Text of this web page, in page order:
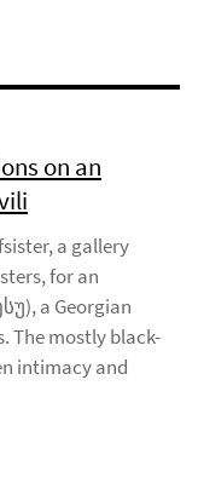
on an
a gallery
for an
a Georgian
The mostly black-
intimacy and